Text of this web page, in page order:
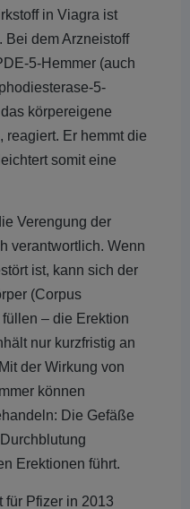
in Viagra ist
Bei dem Arzneistoff
5-Hemmer (auch
5-
körpereigene
reagiert. Er hemmt die
somit eine
Verengung der
verantwortlich. Wenn
ist, kann sich der
(Corpus
– die Erektion
nur kurzfristig an
der Wirkung von
können
Die Gefäße
Erektionen führt.
für Pfizer in 2013